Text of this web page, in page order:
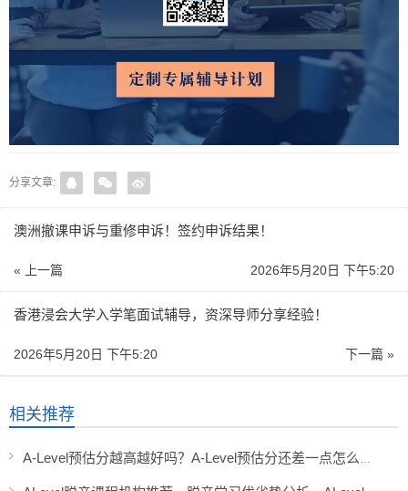
分享文章:
澳洲撤课申诉与重修申诉！签约申诉结果！
« 上一篇 2026年5月20日 下午5:20
香港浸会大学入学笔面试辅导，资深导师分享经验！
下一篇 »
2026年5月20日 下午5:20
相关推荐
A-Level预估分越高越好吗？A-Level预估分还差一点怎么办？A-Level预估分未达标是否有机会被录取？